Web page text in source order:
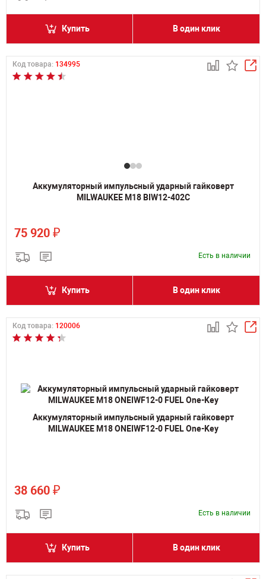
Купить В один клик
Код товара: 134995
Аккумуляторный импульсный ударный гайковерт
MILWAUKEE M18 BIW12-402C
75 920 ₽
Есть в наличии
Купить В один клик
Код товара: 120006
Аккумуляторный импульсный ударный гайковерт
MILWAUKEE M18 ONEIWF12-0 FUEL One-Key
38 660 ₽
Есть в наличии
Купить В один клик